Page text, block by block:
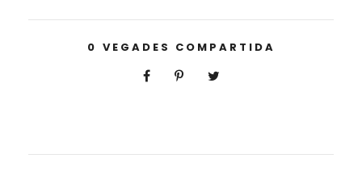
0 VEGADES COMPARTIDA